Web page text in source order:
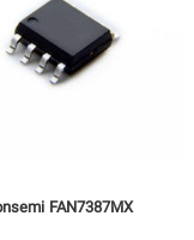
onsemi FAN7387MX